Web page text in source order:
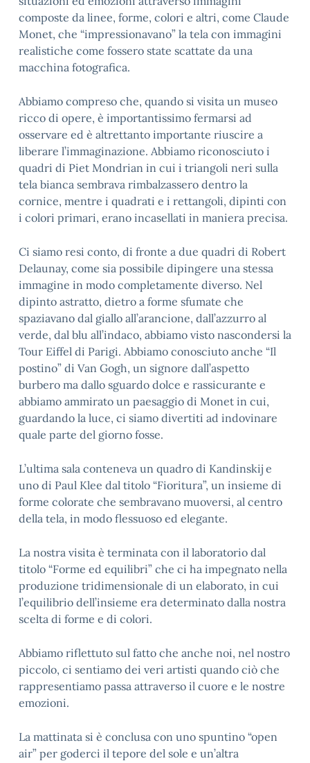
composte da linee, forme, colori e altri, come Claude
Monet, che “impressionavano” la tela con immagini
realistiche come fossero state scattate da una
macchina fotografica.
Abbiamo compreso che, quando si visita un museo
ricco di opere, è importantissimo fermarsi ad
osservare ed è altrettanto importante riuscire a
liberare l’immaginazione. Abbiamo riconosciuto i
quadri di Piet Mondrian in cui i triangoli neri sulla
tela bianca sembrava rimbalzassero dentro la
cornice, mentre i quadrati e i rettangoli, dipinti con
i colori primari, erano incasellati in maniera precisa.
Ci siamo resi conto, di fronte a due quadri di Robert
Delaunay, come sia possibile dipingere una stessa
immagine in modo completamente diverso. Nel
dipinto astratto, dietro a forme sfumate che
spaziavano dal giallo all’arancione, dall’azzurro al
verde, dal blu all’indaco, abbiamo visto nascondersi la
Tour Eiffel di Parigi. Abbiamo conosciuto anche “Il
postino” di Van Gogh, un signore dall’aspetto
burbero ma dallo sguardo dolce e rassicurante e
abbiamo ammirato un paesaggio di Monet in cui,
guardando la luce, ci siamo divertiti ad indovinare
quale parte del giorno fosse.
L’ultima sala conteneva un quadro di Kandinskij e
uno di Paul Klee dal titolo “Fioritura”, un insieme di
forme colorate che sembravano muoversi, al centro
della tela, in modo flessuoso ed elegante.
La nostra visita è terminata con il laboratorio dal
titolo “Forme ed equilibri” che ci ha impegnato nella
produzione tridimensionale di un elaborato, in cui
l’equilibrio dell’insieme era determinato dalla nostra
scelta di forme e di colori.
Abbiamo riflettuto sul fatto che anche noi, nel nostro
piccolo, ci sentiamo dei veri artisti quando ciò che
rappresentiamo passa attraverso il cuore e le nostre
emozioni.
La mattinata si è conclusa con uno spuntino “open
air” per goderci il tepore del sole e un’altra